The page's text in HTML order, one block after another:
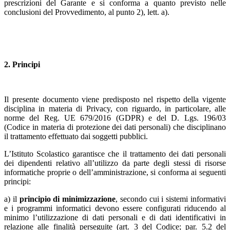
prescrizioni del Garante e si conforma a quanto previsto nelle
conclusioni del Provvedimento, al punto 2), lett. a).
2. Principi
Il presente documento viene predisposto nel rispetto della vigente
disciplina in materia di Privacy, con riguardo, in particolare, alle
norme del Reg. UE 679/2016 (GDPR) e del D. Lgs. 196/03
(Codice in materia di protezione dei dati personali) che disciplinano
il trattamento effettuato dai soggetti pubblici.
L’Istituto Scolastico garantisce che il trattamento dei dati personali
dei dipendenti relativo all’utilizzo da parte degli stessi di risorse
informatiche proprie o dell’amministrazione, si conforma ai seguenti
principi:
a) il principio di minimizzazione, secondo cui i sistemi informativi
e i programmi informatici devono essere configurati riducendo al
minimo l’utilizzazione di dati personali e di dati identificativi in
relazione alle finalità perseguite (art. 3 del Codice; par. 5.2 del